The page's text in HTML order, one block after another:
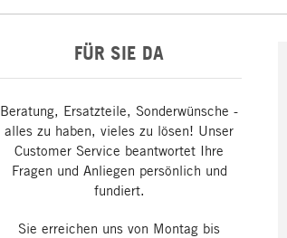
FÜR SIE DA
Beratung, Ersatzteile, Sonderwünsche -
alles zu haben, vieles zu lösen! Unser
Customer Service beantwortet Ihre
Fragen und Anliegen persönlich und
fundiert.
Sie erreichen uns von Montag bis